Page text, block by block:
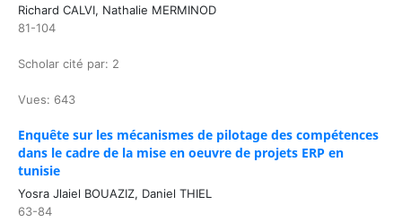
Richard CALVI, Nathalie MERMINOD
81-104
Scholar cité par: 2
Vues: 643
Enquête sur les mécanismes de pilotage des compétences
dans le cadre de la mise en oeuvre de projets ERP en
tunisie
Yosra Jlaiel BOUAZIZ, Daniel THIEL
63-84